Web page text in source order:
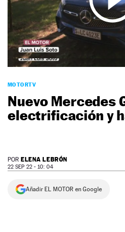
NEWSLETTER
SÍGUENOS
MOTORTV
Nuevo Mercedes
electrificación y
POR ELENA LEBRÓN
22 SEP 22 - 10: 04
Añadir EL MOTOR en Google